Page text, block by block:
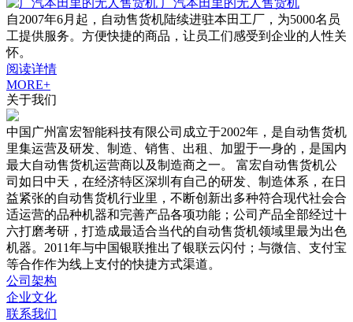
广汽本田里的无人售货机
自2007年6月起，自动售货机陆续进驻本田工厂，为5000名员
工提供服务。方便快捷的商品，让员工们感受到企业的人性关
怀。
阅读详情
MORE+
关于我们
中国广州富宏智能科技有限公司成立于2002年，是自动售货机
里集运营及研发、制造、销售、出租、加盟于一身的，是国内
最大自动售货机运营商以及制造商之一。 富宏自动售货机公
司如日中天，在经济特区深圳有自己的研发、制造体系，在日
益紧张的自动售货机行业里，不断创新出多种符合现代社会合
适运营的品种机器和完善产品各项功能；公司产品全部经过十
六打磨考研，打造成最适合当代的自动售货机领域里最为出色
机器。2011年与中国银联推出了银联云闪付；与微信、支付宝
等合作作为线上支付的快捷方式渠道。
公司架构
企业文化
联系我们